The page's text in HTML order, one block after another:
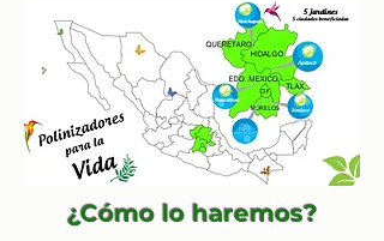
¿Cómo lo haremos?